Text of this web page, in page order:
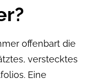
offenbart die
verstecktes
Eine